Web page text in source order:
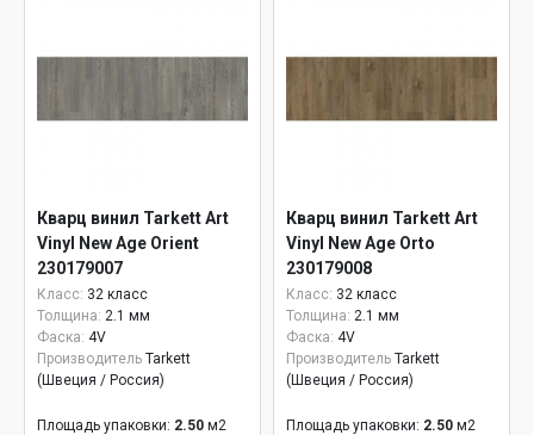
Кварц винил Tarkett Art
Vinyl New Age Orient
230179007
Класс: 32 класс
Толщина: 2.1 мм
Фаска: 4V
Производитель Tarkett
(Швеция / Россия)
Площадь упаковки: 2.50 м2
Кварц винил Tarkett Art
Vinyl New Age Orto
230179008
Класс: 32 класс
Толщина: 2.1 мм
Фаска: 4V
Производитель Tarkett
(Швеция / Россия)
Площадь упаковки: 2.50 м2